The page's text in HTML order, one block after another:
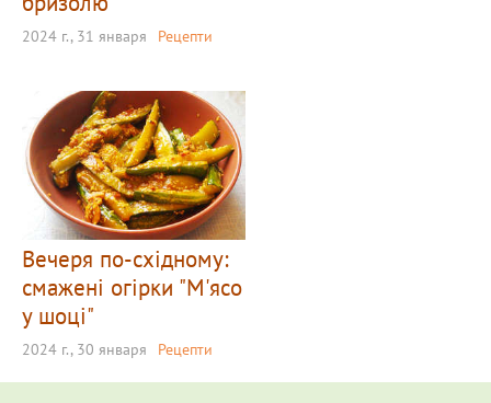
2024 г., 31 января Рецепти
Вечеря по-східному:
смажені огірки "М'ясо
у шоці"
2024 г., 30 января Рецепти